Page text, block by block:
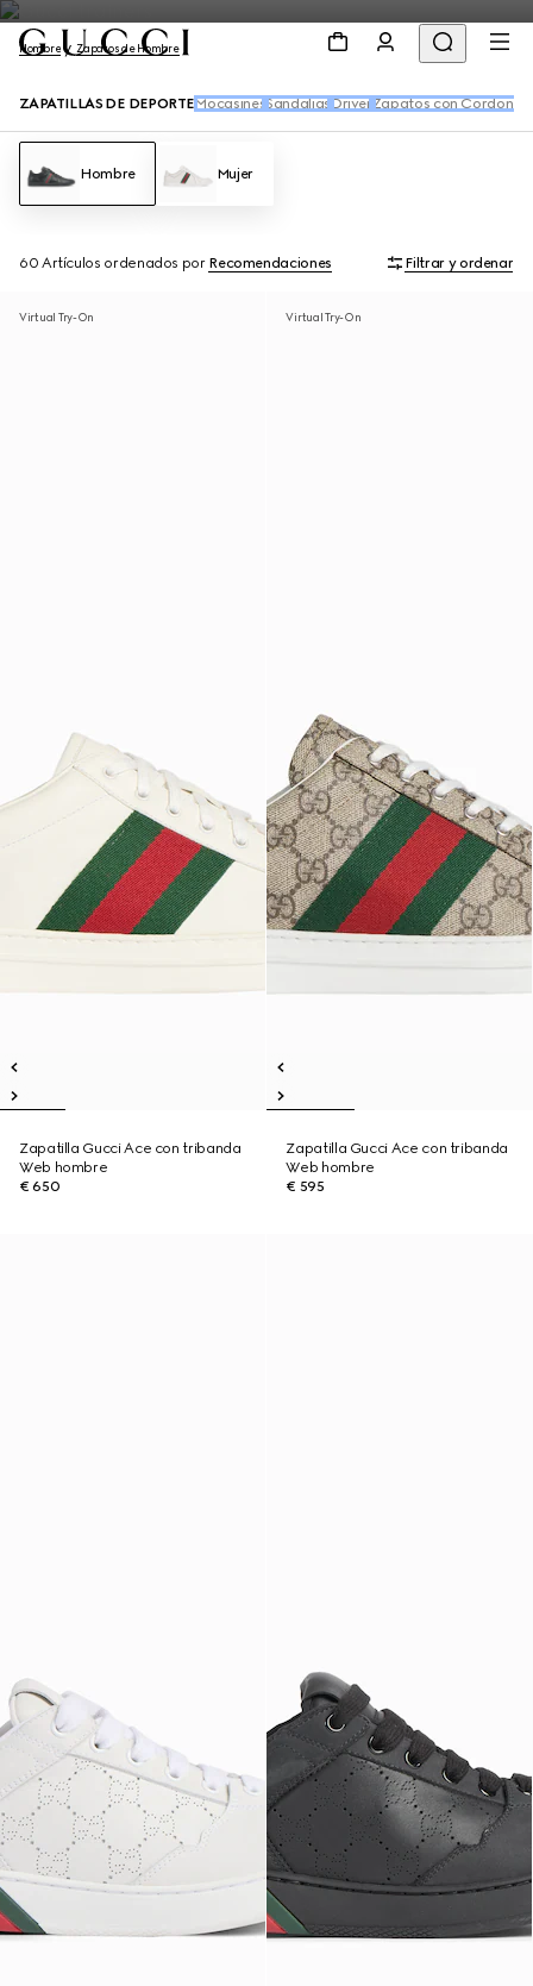
Hombre Zapatos de Hombre
ZAPATILLAS DE DEPORTE Mocasines Sandalias Driver Zapatos con Cordones
Hombre Mujer
60 Artículos ordenados por Recomendaciones Filtrar y ordenar
Virtual Try-On
Zapatilla Gucci Ace con tribanda
Web hombre
€ 650
Virtual Try-On
Zapatilla Gucci Ace con tribanda
Web hombre
€ 595